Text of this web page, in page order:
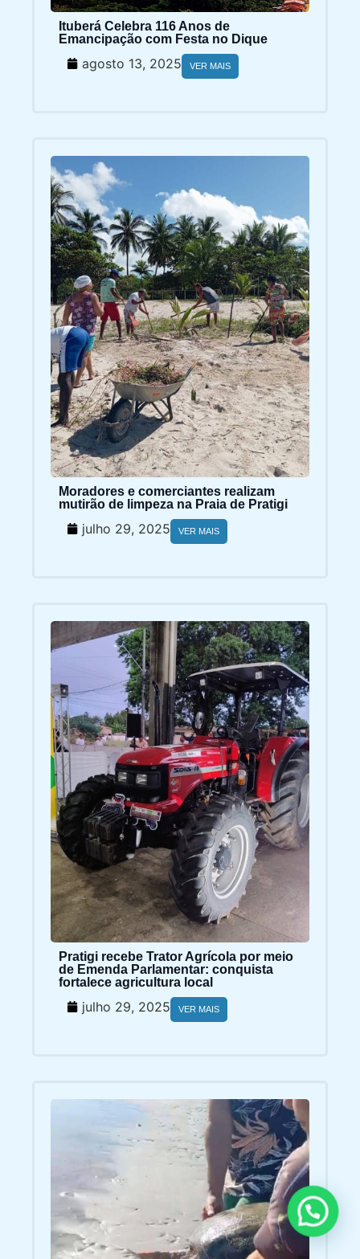
Ituberá Celebra 116 Anos de
Emancipação com Festa no Dique
agosto 13, 2025 VER MAIS
Moradores e comerciantes realizam
mutirão de limpeza na Praia de Pratigi
julho 29, 2025 VER MAIS
Pratigi recebe Trator Agrícola por meio
de Emenda Parlamentar: conquista
fortalece agricultura local
julho 29, 2025 VER MAIS